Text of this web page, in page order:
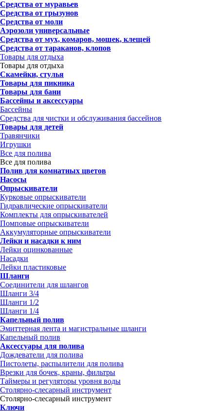
Средства от муравьев
Средства от грызунов
Средства от моли
Аэрозоли универсальные
Средства от мух, комаров, мошек, клещей
Средства от тараканов, клопов
Товары для отдыха
Товары для отдыха
Скамейки, стулья
Товары для пикника
Товары для бани
Бассейны и аксессуары
Бассейны
Средства для чистки и обслуживания бассейнов
Товары для детей
Травянчики
Игрушки
Все для полива
Все для полива
Полив для комнатных цветов
Насосы
Опрыскиватели
Курковые опрыскиватели
Гидравлические опрыскиватели
Комплекты для опрыскивателей
Помповые опрыскиватели
Аккумуляторные опрыскиватели
Лейки и насадки к ним
Лейки оцинкованные
Насадки
Лейки пластиковые
Шланги
Соединители для шлангов
Шланги 3/4
Шланги 1/2
Шланги 1/4
Капельный полив
Эмиттерная лента и магистральные шланги
Капельный полив
Аксессуары для полива
Дождеватели для полива
Пистолеты, распылители для полива
Врезки для бочек, краны, фильтры
Таймеры и регуляторы уровня воды
Столярно-слесарный инструмент
Столярно-слесарный инструмент
Ключи